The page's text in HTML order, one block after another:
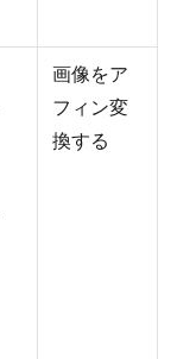
画像をア
フィン変
換する